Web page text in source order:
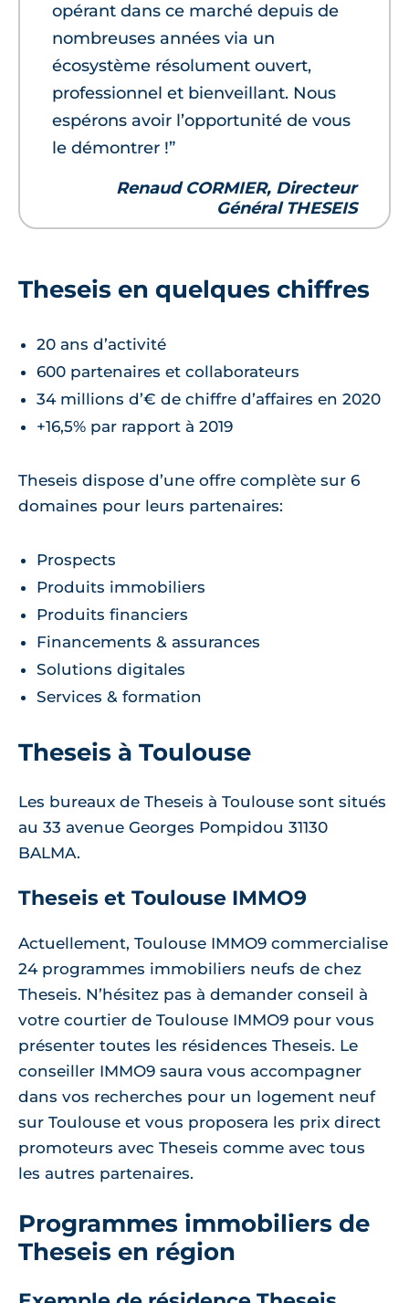
opérant dans ce marché depuis de
nombreuses années via un
écosystème résolument ouvert,
professionnel et bienveillant. Nous
espérons avoir l’opportunité de vous
le démontrer !”
Renaud CORMIER, Directeur
Général THESEIS
Theseis en quelques chiffres
20 ans d’activité
600 partenaires et collaborateurs
34 millions d’€ de chiffre d’affaires en 2020
+16,5% par rapport à 2019
Theseis dispose d’une offre complète sur 6
domaines pour leurs partenaires:
Prospects
Produits immobiliers
Produits financiers
Financements & assurances
Solutions digitales
Services & formation
Theseis à Toulouse
Les bureaux de Theseis à Toulouse sont situés
au 33 avenue Georges Pompidou 31130
BALMA.
Theseis et Toulouse IMMO9
Actuellement, Toulouse IMMO9 commercialise
24 programmes immobiliers neufs de chez
Theseis. N’hésitez pas à demander conseil à
votre courtier de Toulouse IMMO9 pour vous
présenter toutes les résidences Theseis. Le
conseiller IMMO9 saura vous accompagner
dans vos recherches pour un logement neuf
sur Toulouse et vous proposera les prix direct
promoteurs avec Theseis comme avec tous
les autres partenaires.
Programmes immobiliers de
Theseis en région